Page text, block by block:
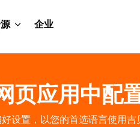
企业
页应用中配
设置，以您的首选语言使用吉